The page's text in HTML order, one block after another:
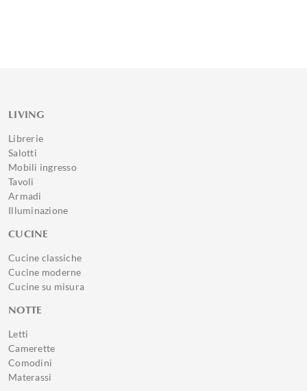
LIVING
Librerie
Salotti
Mobili ingresso
Tavoli
Armadi
Illuminazione
CUCINE
Cucine classiche
Cucine moderne
Cucine su misura
NOTTE
Letti
Camerette
Comodini
Materassi